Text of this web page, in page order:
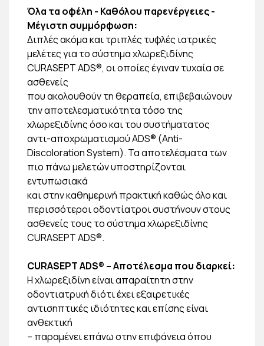
Όλα τα οφέλη - Καθόλου παρενέργειες -
Μέγιστη συμμόρφωση:
Διπλές ακόμα και τριπλές τυφλές ιατρικές
μελέτες για το σύστημα χλωρεξιδίνης
CURASEPT ADS®, οι οποίες έγιναν τυχαία σε
ασθενείς
που ακολουθούν τη θεραπεία, επιβεβαιώνουν
την αποτελεσματικότητα τόσο της
χλωρεξιδίνης όσο και του συστήματατος
αντι-αποχρωματισμού ADS® (Anti-
Discoloration System). Τα αποτελέσματα των
πιο πάνω μελετών υποστηρίζονται
εντυπωσιακά
και στην καθημερινή πρακτική καθώς όλο και
περισσότεροι οδοντίατροι συστήνουν στους
ασθενείς τους το σύστημα χλωρεξιδίνης
CURASEPT ADS®.
CURASEPT ADS® – Αποτέλεσμα που διαρκεί:
Η χλωρεξιδίνη είναι απαραίτητη στην
οδοντιατρική διότι έχει εξαιρετικές
αντισηπτικές ιδιότητες και επίσης είναι
ανθεκτική
– παραμένει επάνω στην επιφάνεια όπου